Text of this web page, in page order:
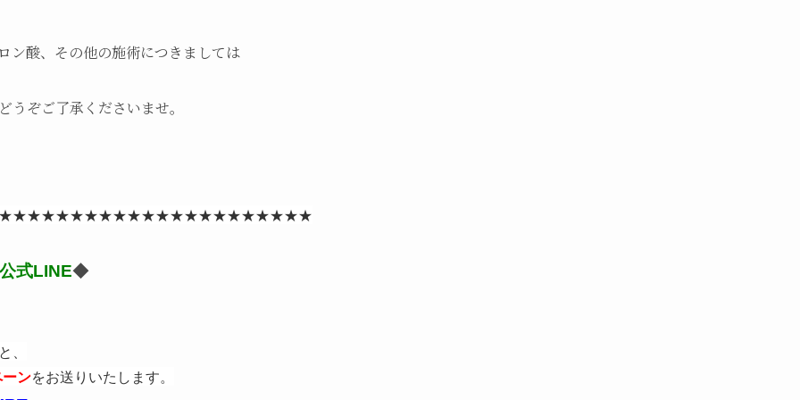
ン酸、その他の施術につきましては
ぞご了承くださいませ。
式LINE◆
、
ンをお送りいたします。